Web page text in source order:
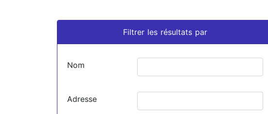
Filtrer les résultats par
Nom
Adresse